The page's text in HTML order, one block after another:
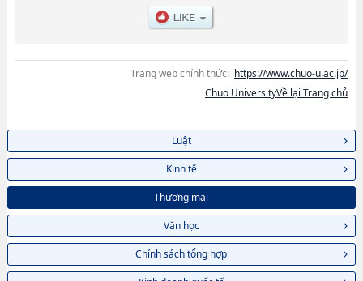
thuậthoặcNgành Khoa học và Công nghệ tiên tiến, thông tin về từng ngành
học, thông tin liên quan đến thi tuyển như số lượng tuyển sinh, số lượng
Trang web chính thức: https://www.chuo-u.ac.jp/
Chuo UniversityVề lại Trang chủ
Luật
Kinh tế
Thương mại
Văn học
Chính sách tổng hợp